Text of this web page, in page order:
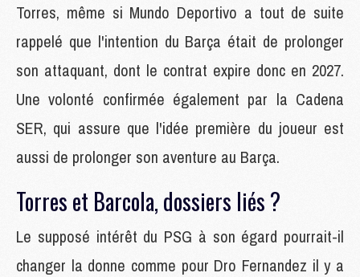
Torres, même si Mundo Deportivo a tout de suite
rappelé que l'intention du Barça était de prolonger
son attaquant, dont le contrat expire donc en 2027.
Une volonté confirmée également par la Cadena
SER, qui assure que l'idée première du joueur est
aussi de prolonger son aventure au Barça.
Torres et Barcola, dossiers liés ?
Le supposé intérêt du PSG à son égard pourrait-il
changer la donne comme pour Dro Fernandez il y a